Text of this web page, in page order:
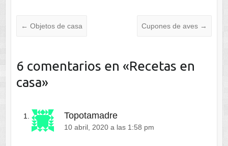
← Objetos de casa Cupones de aves →
6 comentarios en «Recetas en
casa»
Topotamadre
10 abril, 2020 a las 1:58 pm